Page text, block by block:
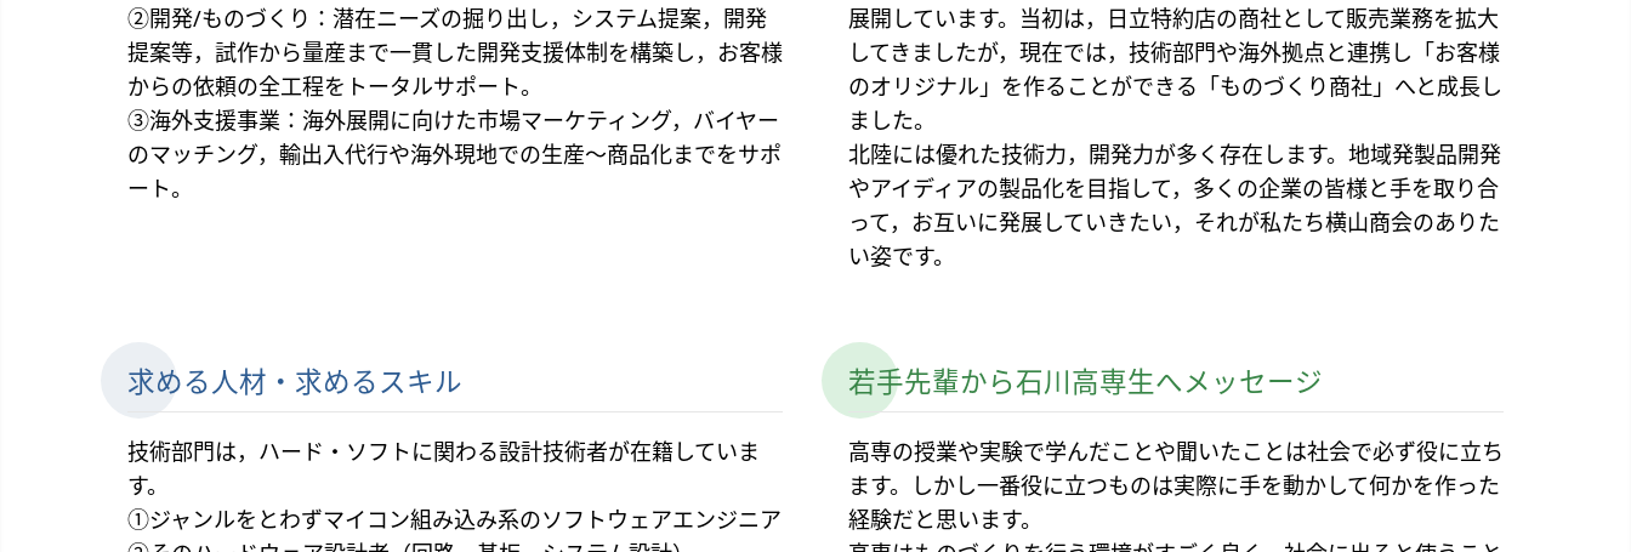
②開発/ものづくり：潜在ニーズの掘り出し，システム提案，開発
提案等，試作から量産まで一貫した開発支援体制を構築し，お客様
からの依頼の全工程をトータルサポート。
③海外支援事業：海外展開に向けた市場マーケティング，バイヤー
のマッチング，輸出入代行や海外現地での生産～商品化までをサポ
ート。
展開しています。当初は，日立特約店の商社として販売業務を拡大
してきましたが，現在では，技術部門や海外拠点と連携し「お客様
のオリジナル」を作ることができる「ものづくり商社」へと成長し
ました。
北陸には優れた技術力，開発力が多く存在します。地域発製品開発
やアイディアの製品化を目指して，多くの企業の皆様と手を取り合
って，お互いに発展していきたい，それが私たち横山商会のありた
い姿です。
求める人材・求めるスキル
技術部門は，ハード・ソフトに関わる設計技術者が在籍していま
す。
①ジャンルをとわずマイコン組み込み系のソフトウェアエンジニア
若手先輩から石川高専生へメッセージ
高専の授業や実験で学んだことや聞いたことは社会で必ず役に立ち
ます。しかし一番役に立つものは実際に手を動かして何かを作った
経験だと思います。